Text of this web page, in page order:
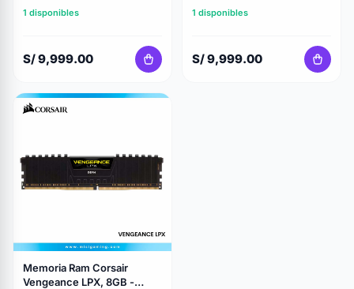
Ddr5 - 6400Mhz - Cl32 -
Intel XMP 3.0 - White
1 disponibles
S/ 9,999.00
(2X16Gb) DDR5 - 6000MHz
- CL38 - White
1 disponibles
S/ 9,999.00
Memoria Ram Corsair
Vengeance LPX, 8GB -